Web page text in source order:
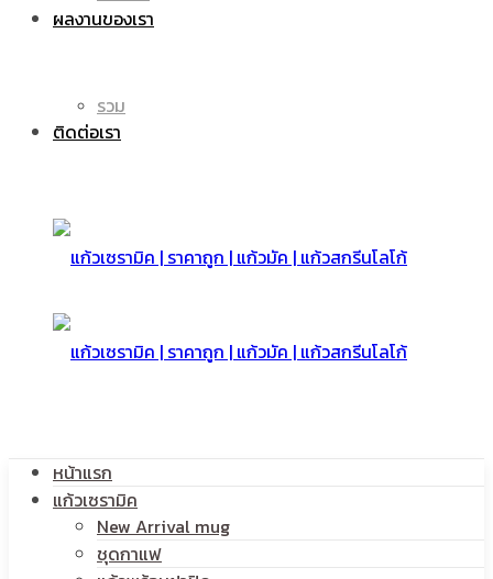
แก้ว
สกรีน
|
แก้ว
สกรีน
ผลงานของเรา
รวม
ติดต่อเรา
หน้าแรก
แก้วเซรามิค
New Arrival mug
ชุดกาแฟ